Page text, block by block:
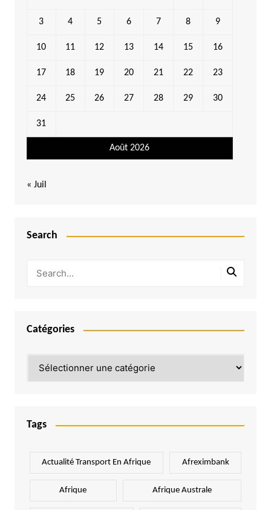
Août 2026
3 4 5 6 7 8 9
10 11 12 13 14 15 16
17 18 19 20 21 22 23
24 25 26 27 28 29 30
31
« Juil
Search
Catégories
Tags
Actualité Transport En Afrique Afreximbank
Afrique Afrique Australe